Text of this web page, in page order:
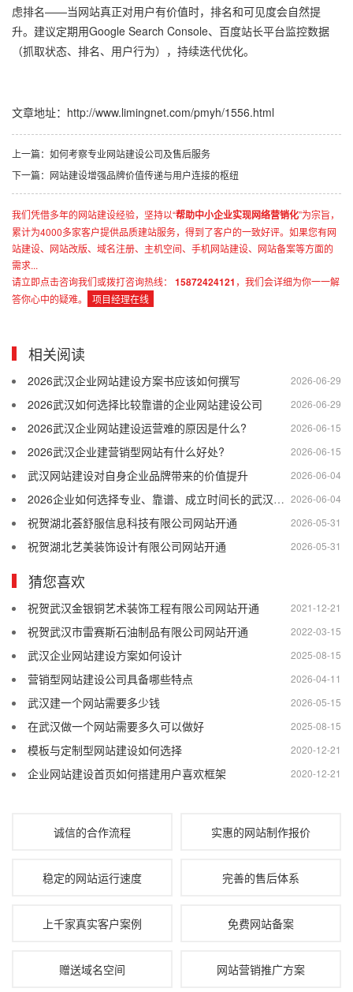
虑排名——当网站真正对用户有价值时，排名和可见度会自然提
升。建议定期用Google Search Console、百度站长平台监控数据
（抓取状态、排名、用户行为），持续迭代优化。
文章地址： http://www.limingnet.com/pmyh/1556.html
上一篇：如何考察专业网站建设公司及售后服务
下一篇：网站建设增强品牌价值传递与用户连接的枢纽
我们凭借多年的网站建设经验，坚持以“帮助中小企业实现网络营销化”为宗旨，
累计为4000多家客户提供品质建站服务，得到了客户的一致好评。如果您有网
站建设、网站改版、域名注册、主机空间、手机网站建设、网站备案等方面的
需求...
请立即点击咨询我们或拨打咨询热线：
15872424121 ，我们会详细为你一一解
答你心中的疑难。
项目经理在线
相关阅读
2026-06-29
2026武汉企业网站建设方案书应该如何撰写
2026-06-29
2026武汉如何选择比较靠谱的企业网站建设公司
2026-06-15
2026武汉企业网站建设运营难的原因是什么?
2026-06-15
2026武汉企业建营销型网站有什么好处?
2026-06-04
武汉网站建设对自身企业品牌带来的价值提升
2026-06-04
2026企业如何选择专业、靠谱、成立时间长的武汉网站建设公司
2026-05-31
祝贺湖北荟舒服信息科技有限公司网站开通
2026-05-31
祝贺湖北艺美装饰设计有限公司网站开通
猜您喜欢
2021-12-21
祝贺武汉金银铜艺术装饰工程有限公司网站开通
2022-03-15
祝贺武汉市雷赛斯石油制品有限公司网站开通
2025-08-15
武汉企业网站建设方案如何设计
2026-04-11
营销型网站建设公司具备哪些特点
2026-05-15
武汉建一个网站需要多少钱
2025-08-15
在武汉做一个网站需要多久可以做好
2020-12-21
模板与定制型网站建设如何选择
2020-12-21
企业网站建设首页如何搭建用户喜欢框架
诚信的合作流程 实惠的网站制作报价
稳定的网站运行速度 完善的售后体系
上千家真实客户案例 免费网站备案
赠送域名空间 网站营销推广方案